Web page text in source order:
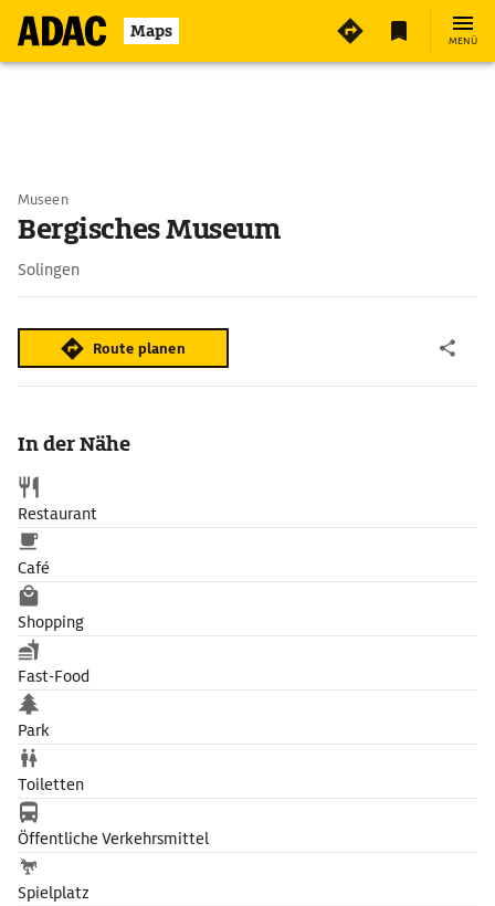
Maps MENÜ
Museen
Bergisches Museum
Solingen
Route planen
In der Nähe
Restaurant
Café
Shopping
Fast-Food
Park
Toiletten
Öffentliche Verkehrsmittel
Spielplatz